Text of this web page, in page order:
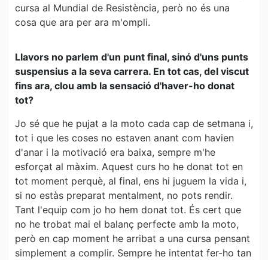
cursa al Mundial de Resistència, però no és una
cosa que ara per ara m'ompli.
Llavors no parlem d'un punt final, sinó d'uns punts
suspensius a la seva carrera. En tot cas, del viscut
fins ara, clou amb la sensació d'haver-ho donat
tot?
Jo sé que he pujat a la moto cada cap de setmana i,
tot i que les coses no estaven anant com havien
d'anar i la motivació era baixa, sempre m'he
esforçat al màxim. Aquest curs ho he donat tot en
tot moment perquè, al final, ens hi juguem la vida i,
si no estàs preparat mentalment, no pots rendir.
Tant l'equip com jo ho hem donat tot. És cert que
no he trobat mai el balanç perfecte amb la moto,
però en cap moment he arribat a una cursa pensant
simplement a complir. Sempre he intentat fer-ho tan